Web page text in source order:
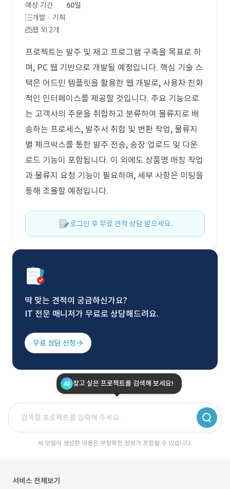
예상 기간
60일
개발 · 기획
웹 외 2개
프로젝트는 발주 및 재고 프로그램 구축을 목표로 하
며, PC 웹 기반으로 개발될 예정입니다. 핵심 기술 스
택은 어드민 템플릿을 활용한 웹 개발로, 사용자 친화
적인 인터페이스를 제공할 것입니다. 주요 기능으로
는 고객사의 주문을 취합하고 분류하여 물류지로 배
송하는 프로세스, 발주서 취합 및 변환 작업, 물류지
별 체크박스를 통한 발주 전송, 송장 업로드 및 다운
로드 기능이 포함됩니다. 이 외에도 상품명 매칭 작업
과 물류지 요청 기능이 필요하며, 세부 사항은 미팅을
통해 조율할 예정입니다.
로그인 후 무료 견적 상담 받으세요.
딱 맞는 견적이 궁금하신가요?
IT 전문 매니저가 무료로 상담해드려요.
무료 상담 신청
찾고 싶은 프로젝트를 검색해 보세요!
AI 모델이 생성한 내용은 부정확한 정보가 포함될 수 있습니다.
서비스 전체보기